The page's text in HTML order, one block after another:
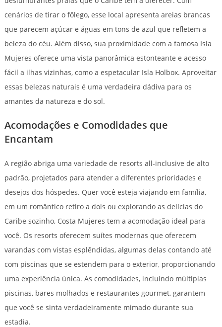
cenários de tirar o fôlego, esse local apresenta areias brancas
que parecem açúcar e águas em tons de azul que refletem a
beleza do céu. Além disso, sua proximidade com a famosa Isla
Mujeres oferece uma vista panorâmica estonteante e acesso
fácil a ilhas vizinhas, como a espetacular Isla Holbox. Aproveitar
essas belezas naturais é uma verdadeira dádiva para os
amantes da natureza e do sol.
Acomodações e Comodidades que
Encantam
A região abriga uma variedade de resorts all-inclusive de alto
padrão, projetados para atender a diferentes prioridades e
desejos dos hóspedes. Quer você esteja viajando em família,
em um romântico retiro a dois ou explorando as delícias do
Caribe sozinho, Costa Mujeres tem a acomodação ideal para
você. Os resorts oferecem suítes modernas que oferecem
varandas com vistas esplêndidas, algumas delas contando até
com piscinas que se estendem para o exterior, proporcionando
uma experiência única. As comodidades, incluindo múltiplas
piscinas, bares molhados e restaurantes gourmet, garantem
que você se sinta verdadeiramente mimado durante sua
estadia.